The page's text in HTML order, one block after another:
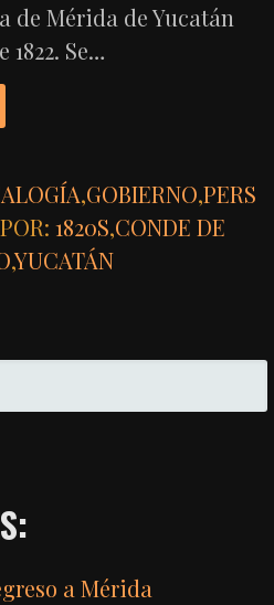
de Mérida de Yucatán
Se…
,GOBIERNO,PERS
1820S,CONDE DE
,YUCATÁN
a Mérida